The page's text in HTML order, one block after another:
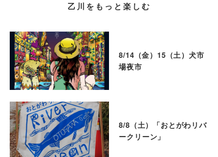
乙川をもっと楽しむ
8/14（金）15（土）犬市
場夜市
8/8（土）「おとがわリバ
ークリーン」